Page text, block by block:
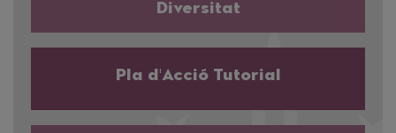
Diversitat
Pla d'Acció Tutorial